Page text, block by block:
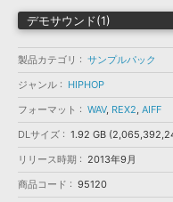
プラグイン・エフェク
サンプルパック »
ソフトウェア／ツール
DAW »
キャンペーン »
特集 »
ニュースレター »
SONICWIREブログ »
製品サポート情報 »
DTMガイド »
FAQ »
サンプルパックを試そう
ソフト音源 プラグ
ソフトウェア／ツール
ジャンル
メーカー
フォーマット
デモサウンド(1)
製品カテゴリ
サンプルパック
ジャンル
HIPHOP
フォーマット
WAV, REX2, AIFF
DLサイズ
1.92 GB
リリース時期
2013年9月
商品コード
95120